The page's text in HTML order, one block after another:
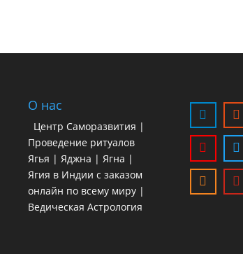
О нас
Центр Саморазвития |
Проведение ритуалов
Ягья | Яджна | Ягна |
Ягия в Индии с заказом
онлайн по всему миру |
Ведическая Астрология